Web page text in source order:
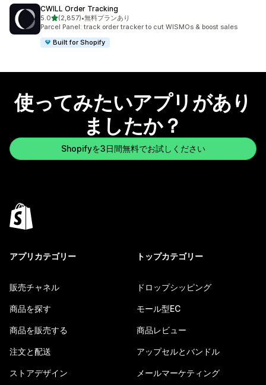
CWILL Order Tracking
5.05つ星中
(2,857)
合計レビュー数：2857件
•無料プランあり
Parcel Panel: track order tracker to cut WISMOs & boost sales
Built for Shopify
使ってみたいアプリがあり
ましたか？
Shopifyを3日間無料でお試しください
アプリカテゴリー
販売チャネル
商品を探す
商品を販売する
注文と配送
ストアデザイン
トップカテゴリー
ドロップシッピング
モール型EC
商品レビュー
アップセルとバンドル
メールマーケティング